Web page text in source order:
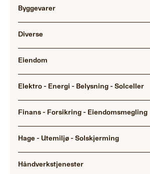
Byggevarer
Diverse
Eiendom
Elektro - Energi - Belysning - Solceller
Finans - Forsikring - Eiendomsmegling
Hage - Utemiljø - Solskjerming
Håndverkstjenester